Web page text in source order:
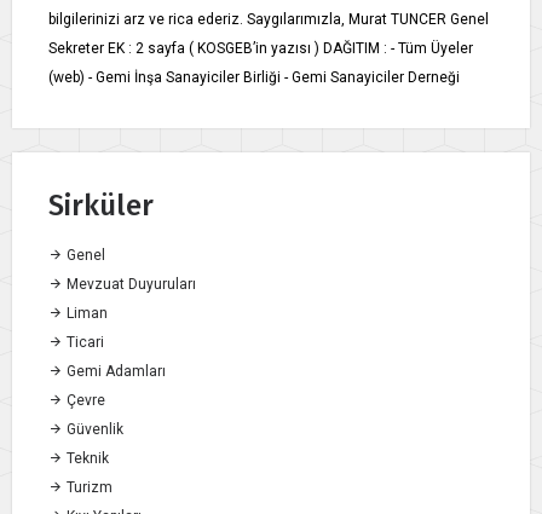
bilgilerinizi arz ve rica ederiz. Saygılarımızla, Murat TUNCER Genel
Sekreter EK : 2 sayfa ( KOSGEB’in yazısı ) DAĞITIM : - Tüm Üyeler
(web) - Gemi İnşa Sanayiciler Birliği - Gemi Sanayiciler Derneği
Sirküler
Genel
Mevzuat Duyuruları
Liman
Ticari
Gemi Adamları
Çevre
Güvenlik
Teknik
Turizm